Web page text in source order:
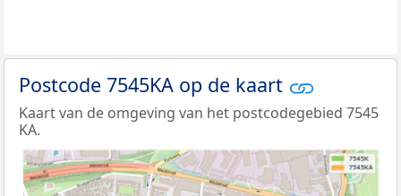
Postcode 7545KA op de kaart
Kaart van de omgeving van het postcodegebied 7545
KA.